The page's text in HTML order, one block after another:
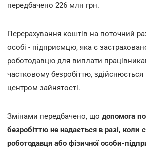
передбачено 226 млн грн.
Перерахування коштів на поточний
особі - підприємцю, яка є
роботодавцю для виплати
частковому безробіттю, здійснюється
центром зайнятості.
Змінами передбачено, що допомога
безробіттю не надається в разі, коли
роботодавця або фізичної особи-